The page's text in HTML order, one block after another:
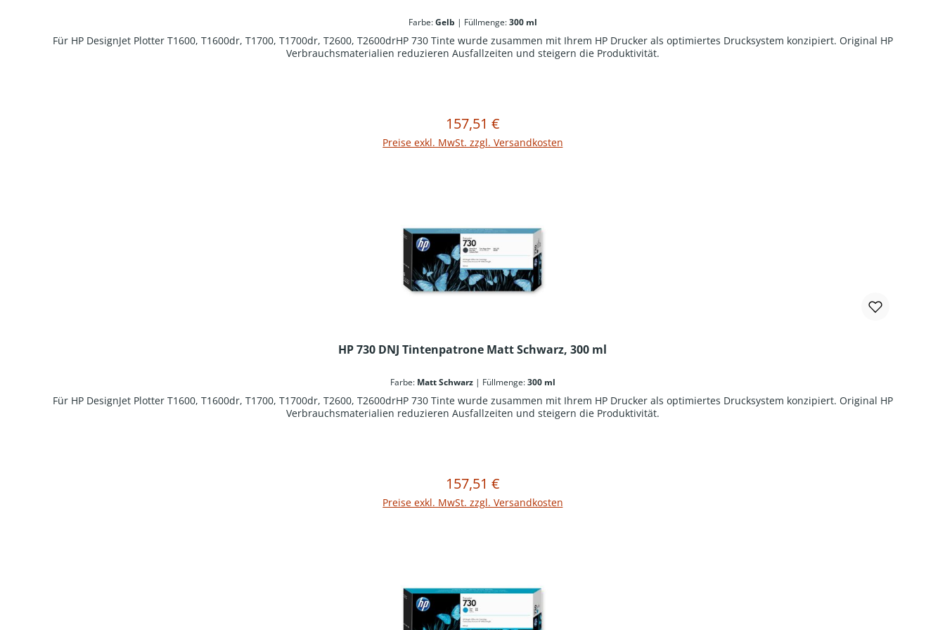
Farbe:Gelb | Füllmenge:300 ml
Für HP DesignJet Plotter T1600, T1600dr, T1700, T1700dr, T2600, T2600drHP 730 Tinte wurde zusammen mit Ihrem HP Drucker als optimiertes Drucksystem konzipiert. Original HP
Verbrauchsmaterialien reduzieren Ausfallzeiten und steigern die Produktivität.
Regulärer Preis:
157,51 €
Preise exkl. MwSt. zzgl. Versandkosten
In den Warenkorb
HP 730 DNJ Tintenpatrone Matt Schwarz, 300 ml
Farbe: Matt Schwarz | Füllmenge:300 ml
Für HP DesignJet Plotter T1600, T1600dr, T1700, T1700dr, T2600, T2600drHP 730 Tinte wurde zusammen mit Ihrem HP Drucker als optimiertes Drucksystem konzipiert. Original HP
Verbrauchsmaterialien reduzieren Ausfallzeiten und steigern die Produktivität.
Regulärer Preis:
157,51 €
Preise exkl. MwSt. zzgl. Versandkosten
In den Warenkorb